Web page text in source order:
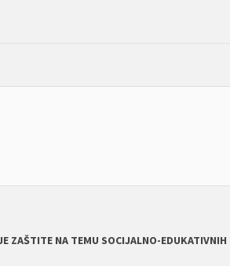
ZAŠTITE NA TEMU SOCIJALNO-EDUKATIVNIH